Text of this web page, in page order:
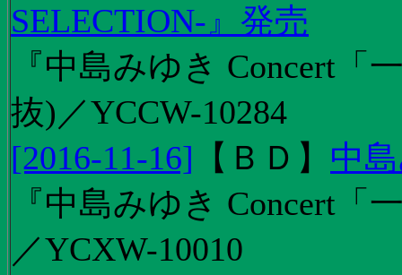
SELECTION-』発売
『中島みゆき Concert
抜)／YCCW-10284
[2016-11-16] 【 ＢＤ 】 中
『中島みゆき Concert
／YCXW-10010